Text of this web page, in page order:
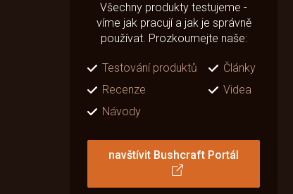
Všechny produkty testujeme -
víme jak pracují a jak je správně
používat. Prozkoumejte naše:
Testování produktů
Články
Recenze
Videa
Návody
navštívit Bushcraft Portál